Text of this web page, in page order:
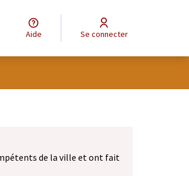
Aide Se connecter
de la ville et ont fait